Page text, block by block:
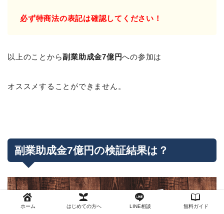
必ず特商法の表記は確認してください！
以上のことから副業助成金7億円への参加は
オススメすることができません。
副業助成金7億円の検証結果は？
ホーム はじめての方へ LINE相談 無料ガイド